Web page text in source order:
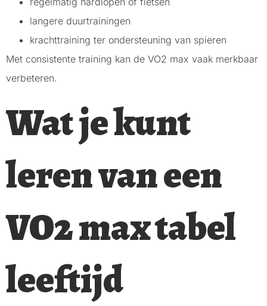
langere duurtrainingen
krachttraining ter ondersteuning van spieren
Met consistente training kan de VO2 max vaak merkbaar
verbeteren.
Wat je kunt
leren van een
VO2 max tabel
leeftijd